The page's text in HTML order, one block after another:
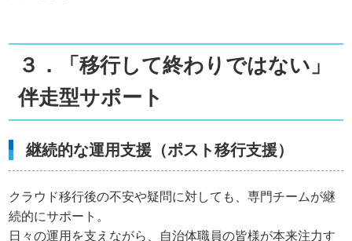
３．「移行して終わりではない」
伴走型サポート
継続的な運用支援（ポスト移行支援）
クラウド移行後の不安や疑問に対しても、専門チームが継
続的にサポート。
日々の運用を支えながら、自治体職員の皆様が本来注力す